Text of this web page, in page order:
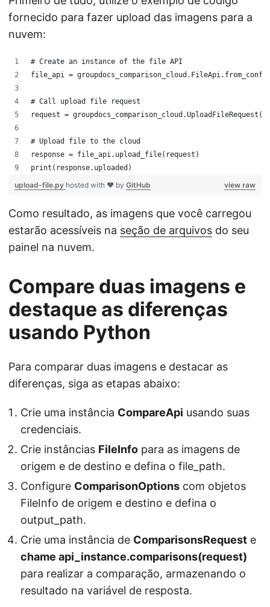
fornecido para fazer upload das imagens para a
nuvem:
# Create an instance of the file API
file_api =
# Call upload file request
request =
# Upload file to the cloud
response = file_api.upload_file(request)
print(response.uploaded)
view raw
upload-file.py hosted with ❤ by GitHub
Como resultado, as imagens que você carregou
estarão acessíveis na seção de arquivos do seu
painel na nuvem.
Compare duas imagens e
destaque as diferenças
usando Python
Para comparar duas imagens e destacar as
diferenças, siga as etapas abaixo:
Crie uma instância CompareApi usando suas
credenciais.
Crie instâncias FileInfo para as imagens de
origem e de destino e defina o file_path.
Configure ComparisonOptions com objetos
FileInfo de origem e destino e defina o
output_path.
Crie uma instância de ComparisonsRequest e
chame api_instance.comparisons(request)
para realizar a comparação, armazenando o
resultado na variável de resposta.